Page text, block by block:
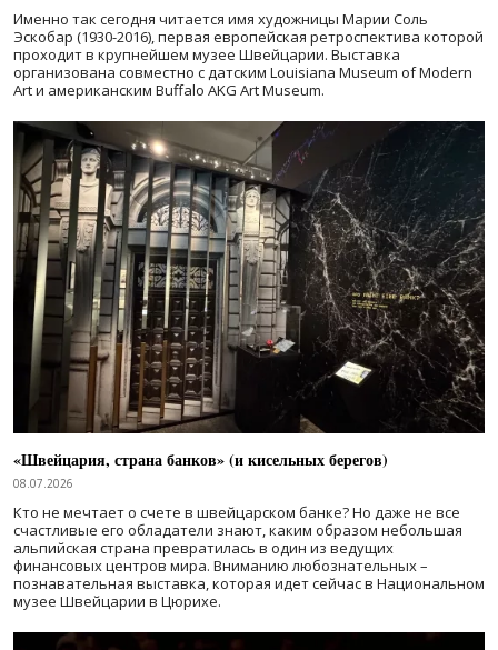
Именно так сегодня читается имя художницы Марии Соль
Эскобар (1930-2016), первая европейская ретроспектива которой
проходит в крупнейшем музее Швейцарии. Выставка
организована совместно с датским Louisiana Museum of Modern
Art и американским Buffalo AKG Art Museum.
«Швейцария, страна банков» (и кисельных берегов)
08.07.2026
Кто не мечтает о счете в швейцарском банке? Но даже не все
счастливые его обладатели знают, каким образом небольшая
альпийская страна превратилась в один из ведущих
финансовых центров мира. Вниманию любознательных –
познавательная выставка, которая идет сейчас в Национальном
музее Швейцарии в Цюрихе.